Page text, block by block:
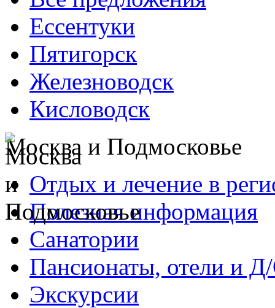
Ессентуки
Пятигорск
Железноводск
Кисловодск
Москва и Подмосковье
Отдых и лечение в
Полезная информация
Санатории
Пансионаты, отели и
Экскурсии